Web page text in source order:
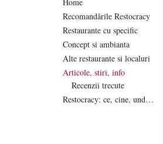
Recomandările Restocracy
Restaurante cu specific
Concept si ambianta
Alte restaurante si localuri
Articole, stiri, info
Recenzii trecute
Restocracy: ce, cine, unde...